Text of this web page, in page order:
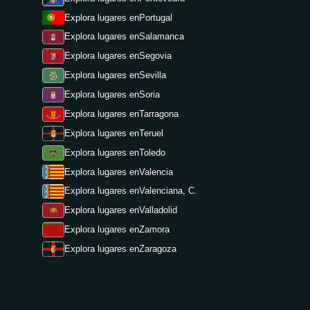
Explora lugares enPortugal
Explora lugares enSalamanca
Explora lugares enSegovia
Explora lugares enSevilla
Explora lugares enSoria
Explora lugares enTarragona
Explora lugares enTeruel
Explora lugares enToledo
Explora lugares enValencia
Explora lugares enValenciana, C.
Explora lugares enValladolid
Explora lugares enZamora
Explora lugares enZaragoza